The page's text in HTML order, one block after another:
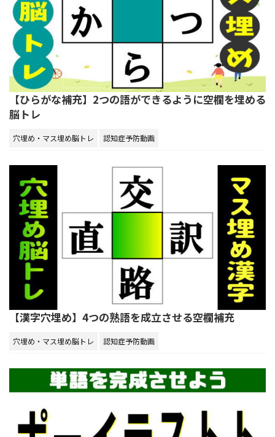
【ひらがな補充】2つの語ができるように空欄を埋める
脳トレ
穴埋め・マス埋め脳トレ 認知症予防動画
【漢字穴埋め】4つの熟語を成立させる空欄補充
穴埋め・マス埋め脳トレ 認知症予防動画